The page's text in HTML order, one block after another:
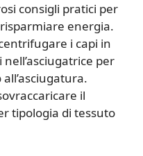
consigli pratici per
energia.
i capi in
per
il
tipologia di tessuto